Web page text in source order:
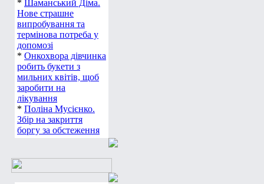
* Шаманський Діма.
Нове страшне
випробування та
термінова потреба у
допомозі
* Онкохвора дівчинка
робить букети з
мильних квітів, щоб
заробити на
лікування
* Поліна Мусієнко.
Збір на закриття
боргу за обстеження